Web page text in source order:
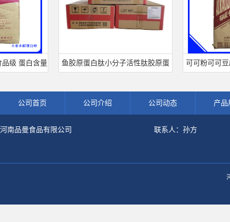
蛋白含量 鱼胶原蛋白肽小分子活性肽胶原蛋 可可粉可可豆
公司首页 公司介绍 公司动态 产品
河南品曼食品有限公司 联系人：孙方